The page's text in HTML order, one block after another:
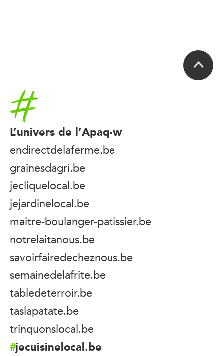
Accueil
L’univers de l’Apaq-w
endirectdelaferme.be
grainesdagri.be
jecliquelocal.be
jejardinelocal.be
maitre-boulanger-patissier.be
notrelaitanous.be
savoirfairedecheznous.be
semainedelafrite.be
tabledeterroir.be
taslapatate.be
trinquonslocal.be
jecuisinelocal.be